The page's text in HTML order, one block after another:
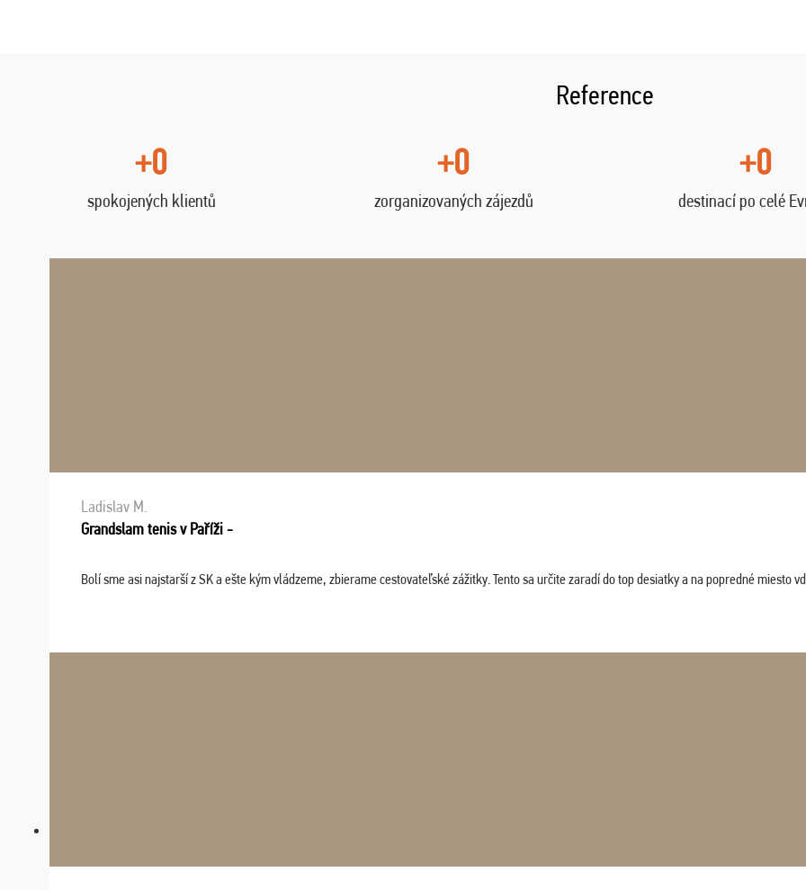
Reference
+0
spokojených klientů
+0
zorganizovaných zájezdů
+0
destinací po celé
Ladislav M.
Grandslam tenis v Paříži -
Bolí sme asi najstarší z SK a ešte kým vládzeme, zbierame cestovateľské zážitky. Tento sa určite zaradí do top desiatky a na popredné miesto